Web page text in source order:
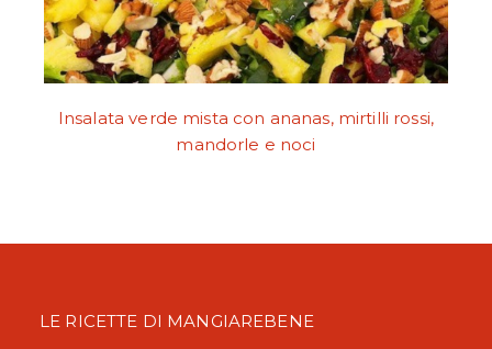
Insalata verde mista con ananas, mirtilli rossi,
mandorle e noci
LE RICETTE DI MANGIAREBENE